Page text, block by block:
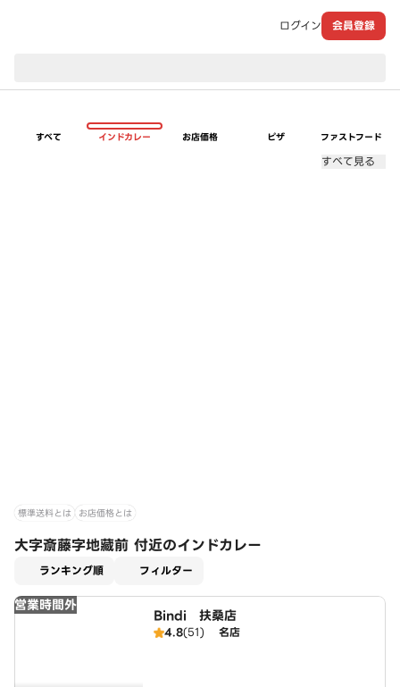
ログイン 会員登録
すべて インドカレー お店価格 ピザ ファストフード
すべて見る
標準送料とは お店価格とは
大字斎藤字地藏前 付近のインドカレー
ランキング順 フィルター
営業時間外
Bindi 扶桑店
4.8(51) 名店